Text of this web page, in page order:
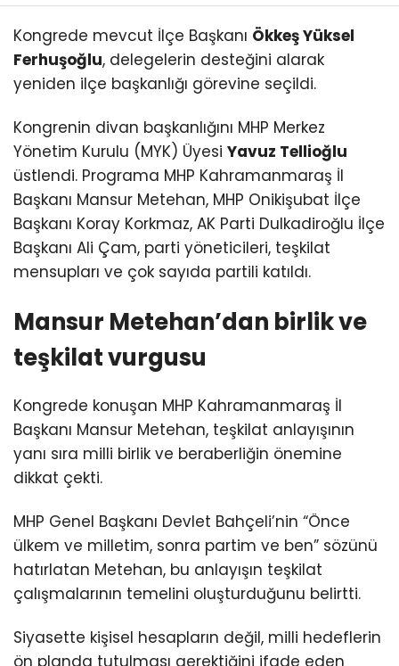
Kongrede mevcut İlçe Başkanı Ökkeş Yüksel
Ferhuşoğlu, delegelerin desteğini alarak
yeniden ilçe başkanlığı görevine seçildi.
Kongrenin divan başkanlığını MHP Merkez
Yönetim Kurulu (MYK) Üyesi Yavuz Tellioğlu
üstlendi. Programa MHP Kahramanmaraş İl
Başkanı Mansur Metehan, MHP Onikişubat İlçe
Başkanı Koray Korkmaz, AK Parti Dulkadiroğlu İlçe
Başkanı Ali Çam, parti yöneticileri, teşkilat
mensupları ve çok sayıda partili katıldı.
Mansur Metehan’dan birlik ve
teşkilat vurgusu
Kongrede konuşan MHP Kahramanmaraş İl
Başkanı Mansur Metehan, teşkilat anlayışının
yanı sıra milli birlik ve beraberliğin önemine
dikkat çekti.
MHP Genel Başkanı Devlet Bahçeli’nin “Önce
ülkem ve milletim, sonra partim ve ben” sözünü
hatırlatan Metehan, bu anlayışın teşkilat
çalışmalarının temelini oluşturduğunu belirtti.
Siyasette kişisel hesapların değil, milli hedeflerin